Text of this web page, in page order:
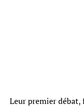
Leur premier débat,